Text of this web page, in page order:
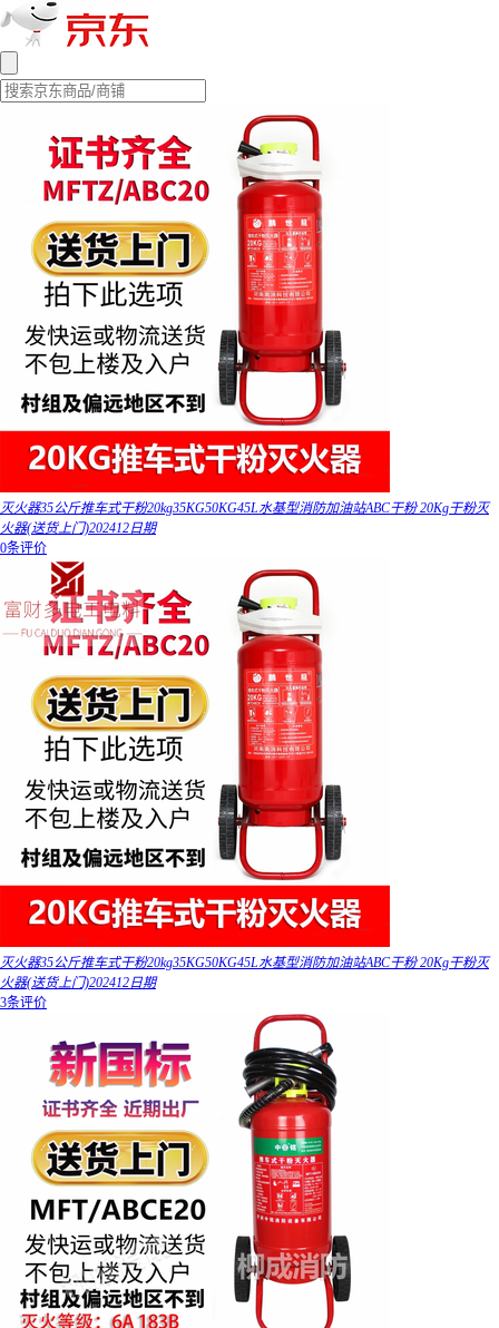
灭火器35公斤推车式干粉20kg35KG50KG45L水基型消防加油站ABC干粉 20Kg干粉灭
火器(送货上门)202412日期
0条评价
灭火器35公斤推车式干粉20kg35KG50KG45L水基型消防加油站ABC干粉 20Kg干粉灭
火器(送货上门)202412日期
3条评价